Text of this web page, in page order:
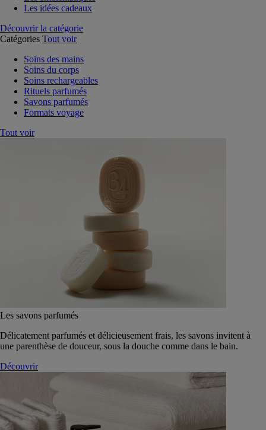
Les idées cadeaux
Découvrir la catégorie
Catégories Tout voir
Soins des mains
Soins du corps
Soins rechargeables
Rituels parfumés
Savons parfumés
Formats voyage
Tout voir
Les savons parfumés
Délicatement parfumés et délicieusement frais, les savons invitent à
une parenthèse de douceur, sous la douche comme dans le bain.
Découvrir